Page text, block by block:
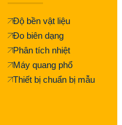
Độ bền vật liệu
Đo biên dạng
Phân tích nhiệt
Máy quang phổ
Thiết bị chuẩn bị mẫu